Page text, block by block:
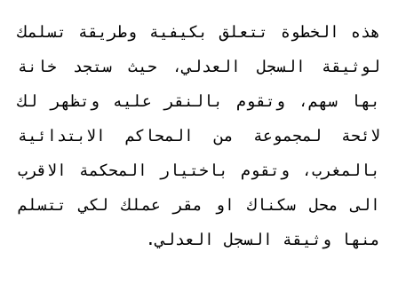
هذه الخطوة تتعلق بكيفية وطريقة تسلمك
لوثيقة السجل العدلي، حيث ستجد خانة
بها سهم، وتقوم بالنقر عليه وتظهر لك
لائحة لمجموعة من المحاكم الابتدائية
بالمغرب، وتقوم باختيار المحكمة الاقرب
الى محل سكناك او مقر عملك لكي تتسلم
منها وثيقة السجل العدلي.